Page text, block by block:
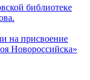
библиотеке
на присвоение
Новороссийска»